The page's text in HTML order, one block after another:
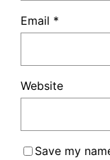
Email *
Website
Save my